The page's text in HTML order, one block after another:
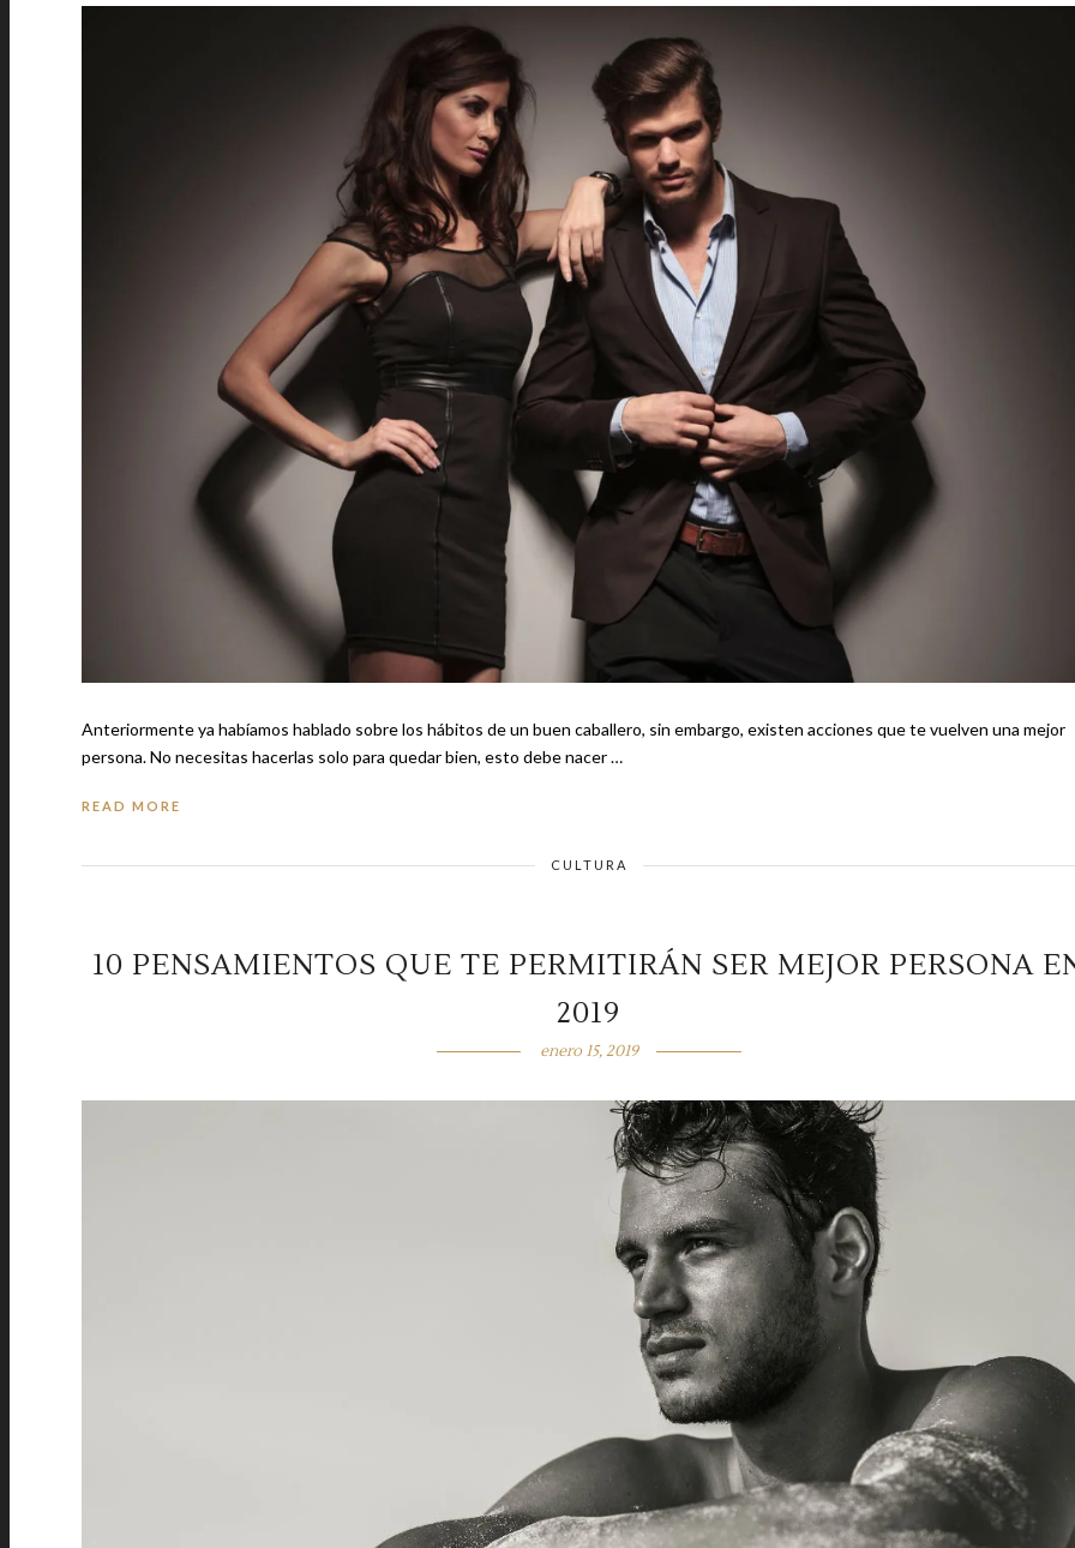
Anteriormente ya habíamos hablado sobre los hábitos de un buen caballero, sin embargo, existen acciones que te vuelven una mejor
persona. No necesitas hacerlas solo para quedar bien, esto debe nacer …
READ MORE
CULTURA
10 PENSAMIENTOS QUE TE PERMITIRÁN SER MEJOR PERSONA
2019
enero 15, 2019